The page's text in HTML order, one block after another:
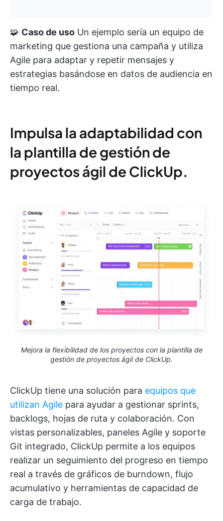
🧩 Caso de uso Un ejemplo sería un equipo de
marketing que gestiona una campaña y utiliza
Agile para adaptar y repetir mensajes y
estrategias basándose en datos de audiencia en
tiempo real.
Impulsa la adaptabilidad con
la plantilla de gestión de
proyectos ágil de ClickUp.
Mejora la flexibilidad de los proyectos con la plantilla de
gestión de proyectos ágil de ClickUp.
ClickUp tiene una solución para equipos que
utilizan Agile para ayudar a gestionar sprints,
backlogs, hojas de ruta y colaboración. Con
vistas personalizables, paneles Agile y soporte
Git integrado, ClickUp permite a los equipos
realizar un seguimiento del progreso en tiempo
real a través de gráficos de burndown, flujo
acumulativo y herramientas de capacidad de
carga de trabajo.